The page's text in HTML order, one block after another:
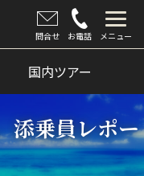
問合せ お電話 メニュー
国内ツアー
添乗員レポー